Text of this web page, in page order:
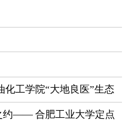
化工学院“大地良医”生态
会实践活动
约—— 合肥工业大学定点